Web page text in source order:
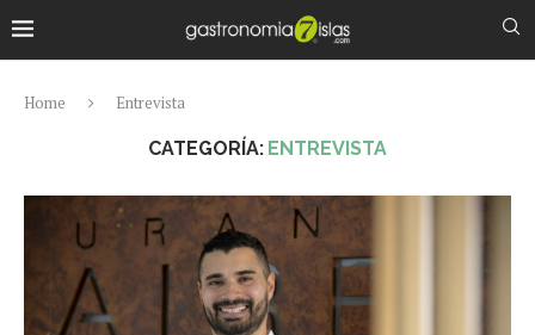
Home Entrevista
CATEGORÍA: ENTREVISTA